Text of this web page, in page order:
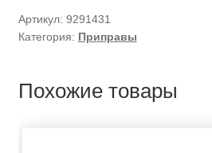
Артикул: 9291431
Категория: Приправы
Похожие товары